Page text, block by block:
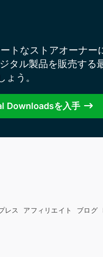
トなストアオーナー
タル製品を販売する
う。
Downloadsを入手
レス アフィリエイト ブログ